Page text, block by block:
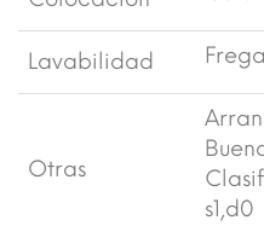
Lavabilidad
Otras
s1,d0